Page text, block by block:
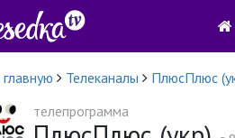
Телеканалы ПлюсПлюс
телепрограмма